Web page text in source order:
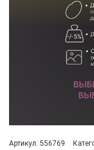
Артикул: 556769